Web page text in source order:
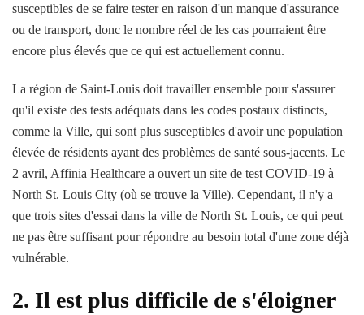
susceptibles de se faire tester en raison d'un manque d'assurance
ou de transport, donc le nombre réel de les cas pourraient être
encore plus élevés que ce qui est actuellement connu.
La région de Saint-Louis doit travailler ensemble pour s'assurer
qu'il existe des tests adéquats dans les codes postaux distincts,
comme la Ville, qui sont plus susceptibles d'avoir une population
élevée de résidents ayant des problèmes de santé sous-jacents. Le
2 avril, Affinia Healthcare a ouvert un site de test COVID-19 à
North St. Louis City (où se trouve la Ville). Cependant, il n'y a
que trois sites d'essai dans la ville de North St. Louis, ce qui peut
ne pas être suffisant pour répondre au besoin total d'une zone déjà
vulnérable.
2. Il est plus difficile de s'éloigner